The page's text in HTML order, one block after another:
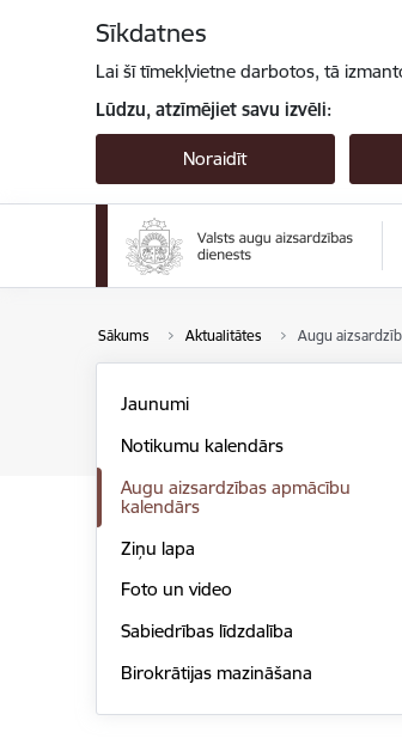
Sīkdatnes
Lai šī tīmekļvietne darbotos, tā
Lūdzu, atzīmējiet savu izvēli:
Noraidīt
Sākums Aktualitātes Augu
Jaunumi
Notikumu kalendārs
Augu aizsardzības apmācību
kalendārs
Ziņu lapa
Foto un video
Sabiedrības līdzdalība
Birokrātijas mazināšana